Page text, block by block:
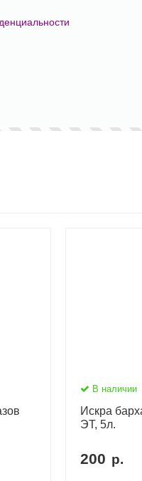
В наличии
Искра
ЭТ, 5л.
200 р.